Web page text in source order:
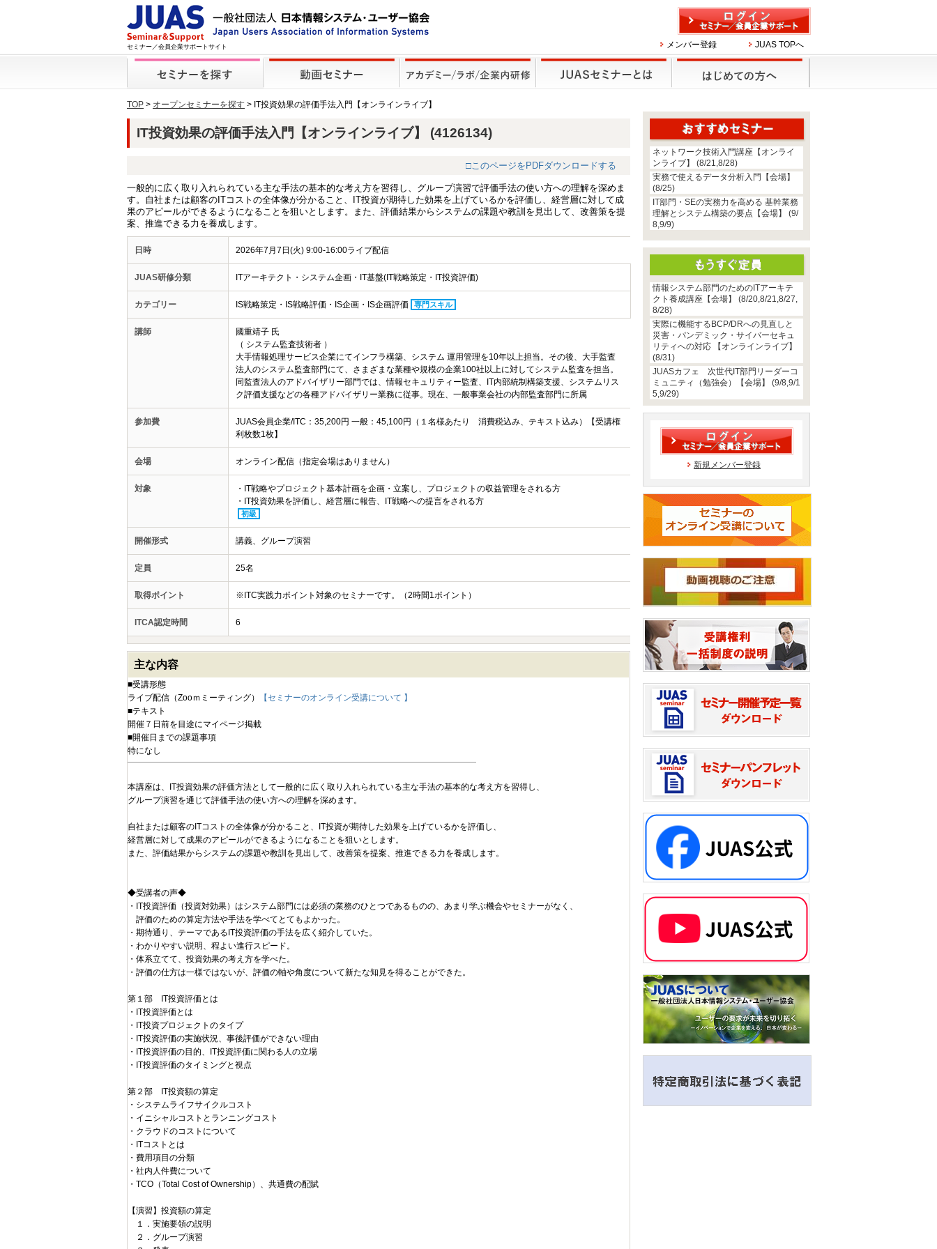
セミナー／会員企業サポートサイト メンバー登録 JUAS TOPへ
TOP > オープンセミナーを探す > IT投資効果の評価手法入門【オンラインライブ】
IT投資効果の評価手法入門【オンラインライブ】 (4126134)
□このページをPDFダウンロードする
一般的に広く取り入れられている主な手法の基本的な考え方を習得し、グループ演習で評価手法の使い方への理解を深めま
す。自社または顧客のITコストの全体像が分かること、IT投資が期待した効果を上げているかを評価し、経営層に対して成
果のアピールができるようになることを狙いとします。また、評価結果からシステムの課題や教訓を見出して、改善策を提
案、推進できる力を養成します。
日時 2026年7月7日(火) 9:00-16:00ライブ配信
JUAS研修分類 ITアーキテクト・システム企画・IT基盤(IT戦略策定・IT投資評価)
カテゴリー IS戦略策定・IS戦略評価・IS企画・IS企画評価 専門スキル
講師
國重靖子 氏
（ システム監査技術者 ）
大手情報処理サービス企業にてインフラ構築、システム 運用管理を10年以上担当。その後、大手監査
法人のシステム監査部門にて、さまざまな業種や規模の企業100社以上に対してシステム監査を担当。
同監査法人のアドバイザリー部門では、情報セキュリティー監査、IT内部統制構築支援、システムリス
ク評価支援などの各種アドバイザリー業務に従事。現在、一般事業会社の内部監査部門に所属
参加費
JUAS会員企業/ITC：35,200円 一般：45,100円（１名様あたり 消費税込み、テキスト込み）【受講権
利枚数1枚】
会場 オンライン配信（指定会場はありません）
対象
・IT戦略やプロジェクト基本計画を企画・立案し、プロジェクトの収益管理をされる方
・IT投資効果を評価し、経営層に報告、IT戦略への提言をされる方
初級
開催形式 講義、グループ演習
定員 25名
取得ポイント ※ITC実践力ポイント対象のセミナーです。（2時間1ポイント）
ITCA認定時間 6
主な内容
■受講形態
ライブ配信（Zooｍミーティング）
【セミナーのオンライン受講について 】
■テキスト
開催７日前を目途にマイページ掲載
■開催日までの課題事項
特になし
本講座は、IT投資効果の評価方法として一般的に広く取り入れられている主な手法の基本的な考え方を習得し、
グループ演習を通じて評価手法の使い方への理解を深めます。
自社または顧客のITコストの全体像が分かること、IT投資が期待した効果を上げているかを評価し、
経営層に対して成果のアピールができるようになることを狙いとします。
また、評価結果からシステムの課題や教訓を見出して、改善策を提案、推進できる力を養成します。
◆受講者の声◆
・IT投資評価（投資対効果）はシステム部門には必須の業務のひとつであるものの、あまり学ぶ機会やセミナーがなく、
評価のための算定方法や手法を学べてとてもよかった。
・期待通り、テーマであるIT投資評価の手法を広く紹介していた。
・わかりやすい説明、程よい進行スピード。
・体系立てて、投資効果の考え方を学べた。
・評価の仕方は一様ではないが、評価の軸や角度について新たな知見を得ることができた。
第１部 IT投資評価とは
・IT投資評価とは
・IT投資プロジェクトのタイプ
・IT投資評価の実施状況、事後評価ができない理由
・IT投資評価の目的、IT投資評価に関わる人の立場
・IT投資評価のタイミングと視点
第２部 IT投資額の算定
・システムライフサイクルコスト
・イニシャルコストとランニングコスト
・クラウドのコストについて
・ITコストとは
・費用項目の分類
・社内人件費について
・TCO（Total Cost of Ownership）、共通費の配賦
【演習】投資額の算定
１．実施要領の説明
２．グループ演習
ネットワーク技術入門講座【オンライ
ンライブ】 (8/21,8/28)
実務で使えるデータ分析入門【会場】
(8/25)
IT部門・SEの実務力を高める 基幹業務
理解とシステム構築の要点【会場】 (9/
8,9/9)
情報システム部門のためのITアーキテ
クト養成講座【会場】 (8/20,8/21,8/27,
8/28)
実際に機能するBCP/DRへの見直しと
災害・パンデミック・サイバーセキュ
リティへの対応 【オンラインライブ】
(8/31)
JUASカフェ 次世代IT部門リーダーコ
ミュニティ（勉強会）【会場】 (9/8,9/1
5,9/29)
新規メンバー登録